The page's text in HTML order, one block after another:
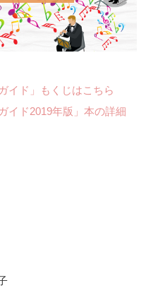
イド」もくじはこちら
イド2019年版」本の詳細
歳女子
17 歳女子